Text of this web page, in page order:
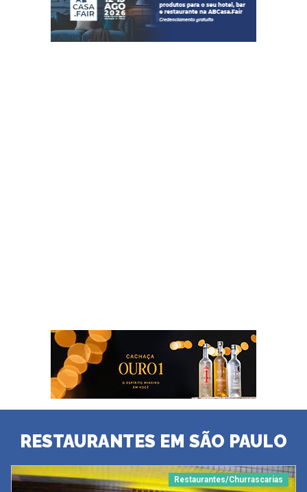
RESTAURANTES EM SÃO PAULO
Restaurantes/Churrascarias